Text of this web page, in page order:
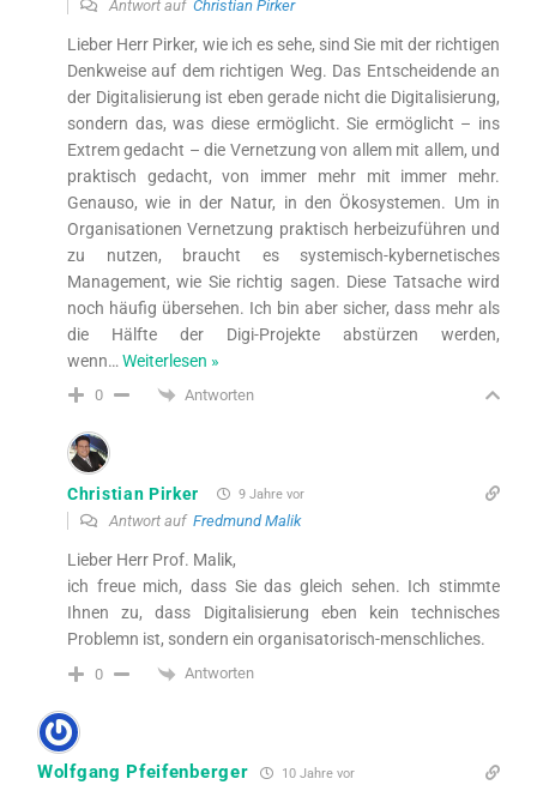
Antwort auf Christian Pirker
Lieber Herr Pirker, wie ich es sehe, sind Sie mit der richtigen
Denkweise auf dem richtigen Weg. Das Entscheidende an
der Digitalisierung ist eben gerade nicht die Digitalisierung,
sondern das, was diese ermöglicht. Sie ermöglicht – ins
Extrem gedacht – die Vernetzung von allem mit allem, und
praktisch gedacht, von immer mehr mit immer mehr.
Genauso, wie in der Natur, in den Ökosystemen. Um in
Organisationen Vernetzung praktisch herbeizuführen und
zu nutzen, braucht es systemisch-kybernetisches
Management, wie Sie richtig sagen. Diese Tatsache wird
noch häufig übersehen. Ich bin aber sicher, dass mehr als
die Hälfte der Digi-Projekte abstürzen werden,
wenn… Weiterlesen »
0 Antworten
Christian Pirker 9 Jahre vor
Antwort auf Fredmund Malik
Lieber Herr Prof. Malik,
ich freue mich, dass Sie das gleich sehen. Ich stimmte
Ihnen zu, dass Digitalisierung eben kein technisches
Problemn ist, sondern ein organisatorisch-menschliches.
0 Antworten
Wolfgang Pfeifenberger 10 Jahre vor